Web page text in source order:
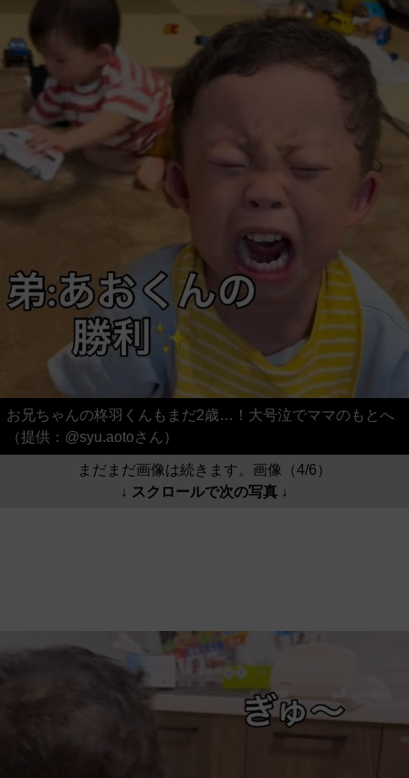
お兄ちゃんの柊羽くんもまだ2歳…！大号泣でママのもとへ
（提供：@syu.aotoさん）
まだまだ画像は続きます。画像（4/6）
↓ スクロールで次の写真 ↓